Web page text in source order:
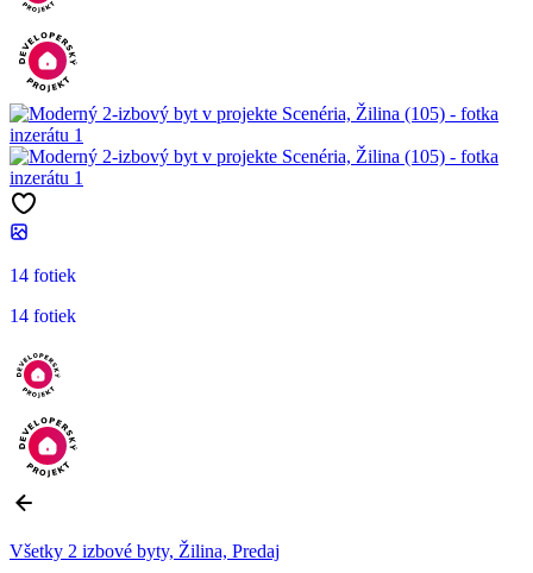
14 fotiek
14 fotiek
Všetky 2 izbové byty, Žilina, Predaj